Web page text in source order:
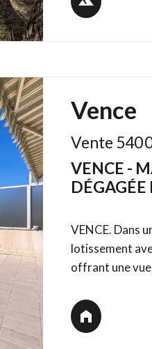
Vence
Vente 540
VENCE -
VENCE. Dans
lotissement
offrant une vue panoramique sur les collines, sans vis-à-vis et au calme
une cuisine